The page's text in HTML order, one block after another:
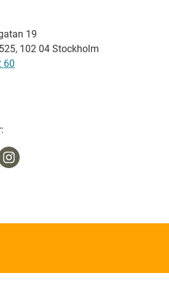
19
102 04 Stockholm
60